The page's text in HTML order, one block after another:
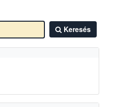
Keresés